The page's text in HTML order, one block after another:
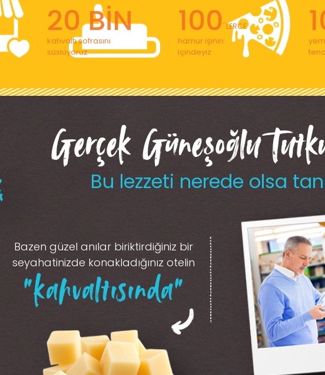
20 BİN
kahvaltı sofrasını
süslüyoruz
100' LERCE
hamur işinin
içindeyiz
Gerçek Güneşoğlu
Bu lezzeti nerede olsa
Bazen güzel anılar biriktirdiğiniz bir
seyahatinizde konakladığınız otelin
“kahvaltısında”